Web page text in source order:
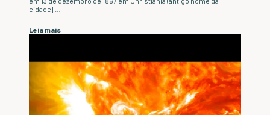
cidade […]
Leia mais